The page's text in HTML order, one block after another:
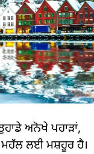
ਅਨੋਖੇ ਪਹਾੜਾਂ,
ਲਈ ਮਸ਼ਹੂਰ ਹੈ।